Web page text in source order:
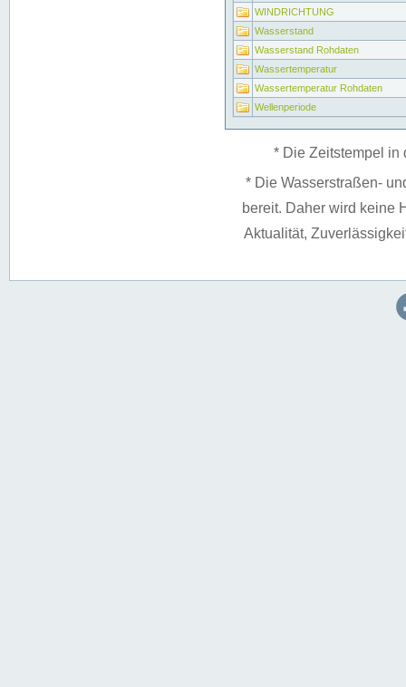
WINDRICHTUNG
Wasserstand
Wasserstand Rohdaten
Wassertemperatur
Wassertemperatur Rohdaten
Wellenperiode
* Die Zeitstempel in
* Die Wasserstraßen-
bereit. Daher wird keine
Aktualität,